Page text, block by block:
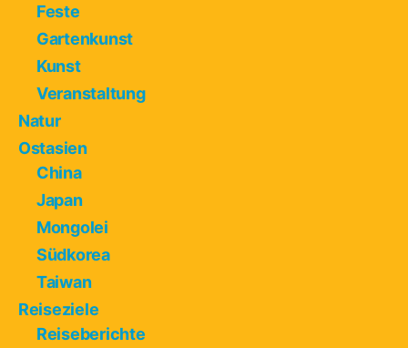
Feste
Gartenkunst
Kunst
Veranstaltung
Natur
Ostasien
China
Japan
Mongolei
Südkorea
Taiwan
Reiseziele
Reiseberichte